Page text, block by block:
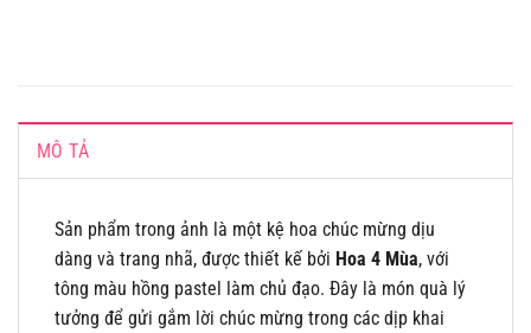
MÔ TẢ
Sản phẩm trong ảnh là một kệ hoa chúc mừng dịu
dàng và trang nhã, được thiết kế bởi Hoa 4 Mùa, với
tông màu hồng pastel làm chủ đạo. Đây là món quà lý
tưởng để gửi gắm lời chúc mừng trong các dịp khai